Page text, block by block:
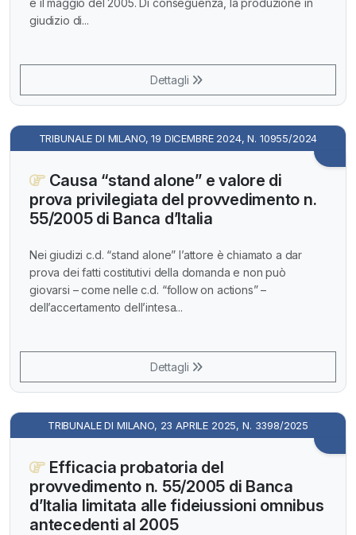
e il maggio del 2005. Di conseguenza, la produzione in
giudizio di...
Dettagli
TRIBUNALE DI MILANO, 19 DICEMBRE 2024, N. 10955/2024
Causa “stand alone” e valore di
prova privilegiata del provvedimento n.
55/2005 di Banca d’Italia
Nei giudizi c.d. “stand alone” l’attore è chiamato a dar
prova dei fatti costitutivi della domanda e non può
giovarsi – come nelle c.d. “follow on actions” –
dell’accertamento dell’intesa...
Dettagli
TRIBUNALE DI MILANO, 23 APRILE 2025, N. 3398/2025
Efficacia probatoria del
provvedimento n. 55/2005 di Banca
d’Italia limitata alle fideiussioni omnibus
antecedenti al 2005